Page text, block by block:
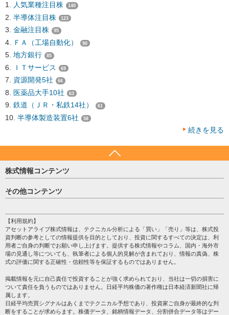
人気業種注目株 140
半導体注目株 123
金融注目株 95
ＦＡ（工場自動化） 90
地方銀行 85
ＩＴサービス 69
資源開発5社 66
医薬品大手10社 63
鉄道（ＪＲ・私鉄14社） 61
半導体製造装置6社 58
続きを見る
株式情報コンテンツ
日経平均
売買シグナル
株テーマ情報
海外市況
投資カレンダー
格付け情報
その他コンテンツ
個人情報保護方針
プライバシーポリシー
会社案内
サイトマップ
過去データ
【利用規約】
アセットアライブ株式情報は、テクニカル分析による「買い」「売り」等は、株式投
資判断の参考としての情報提供を目的としており、投資に関するすべての決定は、利
用者ご自身の判断でお願い申し上げます。提供する株式情報やコラム、国内・海外市
場の見通し等についても、執筆者による個人的見解が含まれており、情報の真偽、株
式の評価に関する正確性・信頼性等を保証するものではありません。
掲載情報を元に自己責任で投資することが強く求められており、当社は一切の損害に
ついて責任を負うものではありません。日経平均株価の著作権は日本経済新聞社に帰
属します。
日経平均売買シグナルはあくまでテクニカル予想であり、投資家ご自身が最終的な判
断をすることが求めらます。株価データ、銘柄情報データ、分割併合データ等はデー